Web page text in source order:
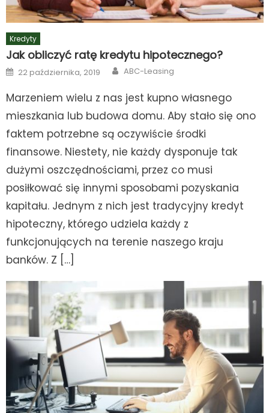
Kredyty
Jak obliczyć ratę kredytu hipotecznego?
Posted
on
22 października, 2019 Author
ABC-Leasing
Marzeniem wielu z nas jest kupno własnego
mieszkania lub budowa domu. Aby stało się ono
faktem potrzebne są oczywiście środki
finansowe. Niestety, nie każdy dysponuje tak
dużymi oszczędnościami, przez co musi
posiłkować się innymi sposobami pozyskania
kapitału. Jednym z nich jest tradycyjny kredyt
hipoteczny, którego udziela każdy z
funkcjonujących na terenie naszego kraju
banków. Z […]